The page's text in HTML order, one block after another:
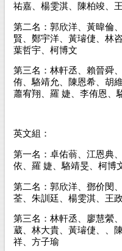
祐嘉、楊雯淇、陳柏竣、
第二名：郭欣洋、黃暐倫
賢、鄭宇洋、黃璿倢、林
葉哲宇、柯博文
第三名：林軒丞、賴晉舜
侑、駱靖允、陳恩希、胡
蕭宥翔、羅 婕、李侑恩、
英文組：
第一名：卓佑蓊、江恩典
依、羅 婕、駱靖旻、柯博
第二名：郭欣洋、鄧价閔
荃、朱訓廷、楊雯淇、王
第三名：林軒丞、廖慧縈
葳、林大貴、黃璿倢、、
祥、方子瑜